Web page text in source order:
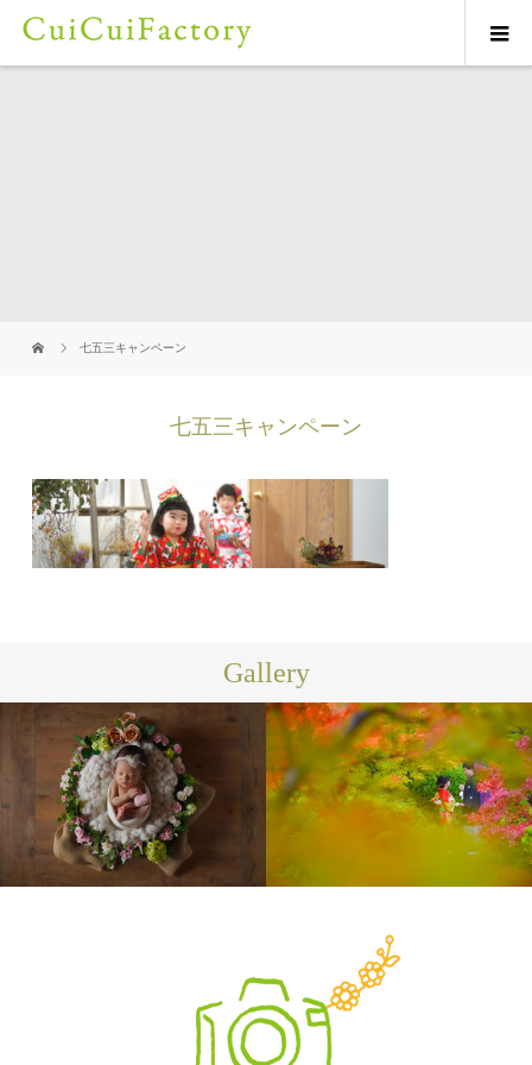
七五三キャンペーン
七五三キャンペーン
Gallery